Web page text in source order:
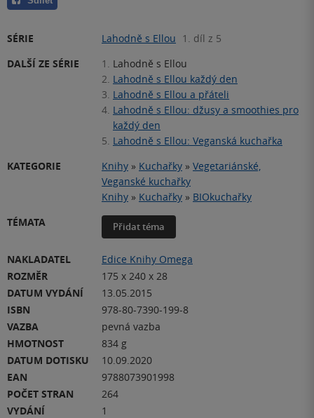
SÉRIE Lahodně s Ellou 1. díl z 5
DALŠÍ ZE SÉRIE
1. Lahodně s Ellou
2. Lahodně s Ellou každý den
3. Lahodně s Ellou a přáteli
4. Lahodně s Ellou: džusy a smoothies pro
každý den
5. Lahodně s Ellou: Veganská kuchařka
KATEGORIE
Knihy » Kuchařky » Vegetariánské,
Veganské kuchařky
Knihy » Kuchařky » BIOkuchařky
TÉMATA
Přidat téma
NAKLADATEL
Edice Knihy Omega
ROZMĚR
175 x 240 x 28
DATUM VYDÁNÍ
13.05.2015
ISBN
978-80-7390-199-8
VAZBA
pevná vazba
HMOTNOST
834 g
DATUM DOTISKU
10.09.2020
EAN
9788073901998
POČET STRAN
264
VYDÁNÍ
1